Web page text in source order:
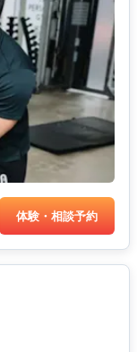
体験・相談予約